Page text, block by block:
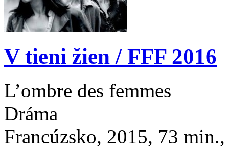
V tieni žien / FFF 2016
L’ombre des femmes
Dráma
Francúzsko, 2015, 73